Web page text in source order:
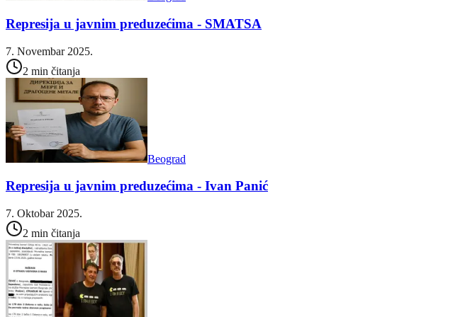
Represija u javnim preduzećima - SMATSA
7. Novembar 2025.
2 min čitanja
Beograd
Represija u javnim preduzećima - Ivan Panić
7. Oktobar 2025.
2 min čitanja